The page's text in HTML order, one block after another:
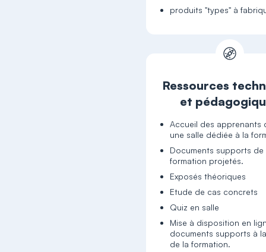
produits "types" à
Ressources
et
Accueil des apprenants
une salle dédiée à la
Documents supports de
formation projetés.
Exposés théoriques
Etude de cas concrets
Quiz en salle
Mise à disposition en
documents supports à
de la formation.